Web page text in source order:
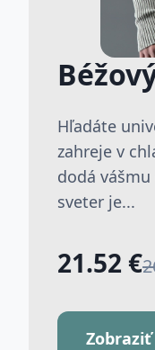
Hľadáte
zahreje v
dodá
sveter je...
21.52 €